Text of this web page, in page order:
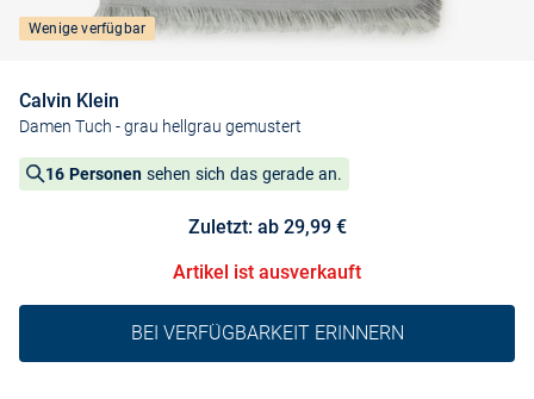
Wenige verfügbar
Calvin Klein
Damen Tuch - grau hellgrau gemustert
16 Personen sehen sich das gerade an.
Zuletzt: ab 29,99 €
Artikel ist ausverkauft
BEI VERFÜGBARKEIT ERINNERN